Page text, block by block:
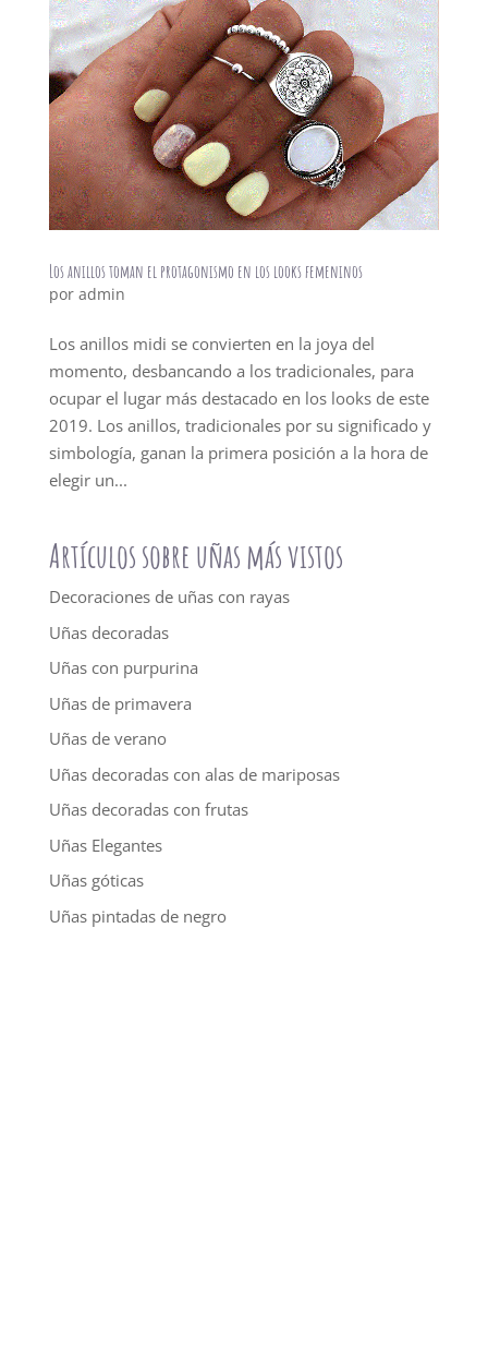
Los anillos toman el protagonismo en los looks femeninos
por admin
Los anillos midi se convierten en la joya del
momento, desbancando a los tradicionales, para
ocupar el lugar más destacado en los looks de este
2019. Los anillos, tradicionales por su significado y
simbología, ganan la primera posición a la hora de
elegir un...
Artículos sobre uñas más vistos
Decoraciones de uñas con rayas
Uñas decoradas
Uñas con purpurina
Uñas de primavera
Uñas de verano
Uñas decoradas con alas de mariposas
Uñas decoradas con frutas
Uñas Elegantes
Uñas góticas
Uñas pintadas de negro